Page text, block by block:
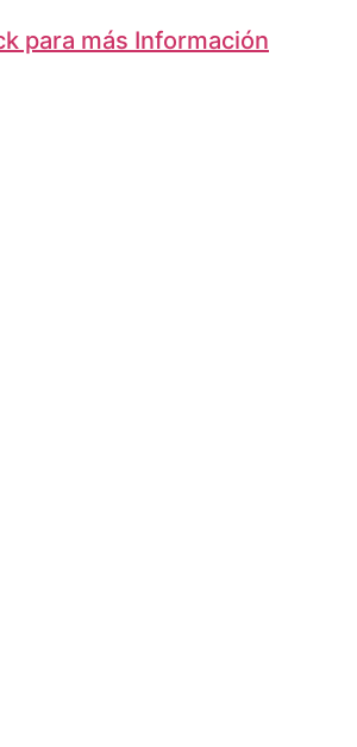
para más Información